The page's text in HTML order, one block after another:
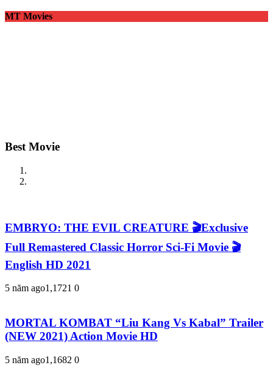
MT Movies
Best Movie
EMBRYO: THE EVIL CREATURE 🎬Exclusive
Full Remastered Classic Horror Sci-Fi Movie 🎬
English HD 2021
5 năm ago1,1721 0
MORTAL KOMBAT “Liu Kang Vs Kabal” Trailer
(NEW 2021) Action Movie HD
5 năm ago1,1682 0